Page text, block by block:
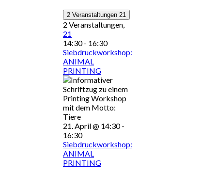
2 Veranstaltungen 21
2 Veranstaltungen,
21
14:30- 16:30
Siebdruckworkshop:
ANIMAL
PRINTING
21. April @ 14:30-
16:30
Siebdruckworkshop:
ANIMAL
PRINTING